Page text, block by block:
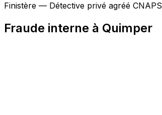
Finistère — Détective privé agréé CNAPS
Fraude interne à Quimper